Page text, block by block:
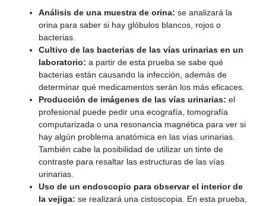
Análisis de una muestra de orina: se analizará la
orina para saber si hay glóbulos blancos, rojos o
bacterias.
Cultivo de las bacterias de las vías urinarias en un
laboratorio: a partir de esta prueba se sabe qué
bacterias están causando la infección, además de
determinar qué medicamentos serán los más eficaces.
Producción de imágenes de las vías urinarias: el
profesional puede pedir una ecografía, tomografía
computarizada o una resonancia magnética para ver si
hay algún problema anatómica en las vías urinarias.
También cabe la posibilidad de utilizar un tinte de
contraste para resaltar las estructuras de las vías
urinarias.
Uso de un endoscopio para observar el interior de
la vejiga: se realizará una cistoscopia. En esta prueba,